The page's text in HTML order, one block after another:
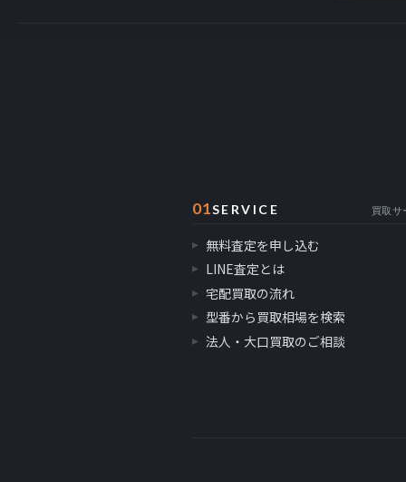
01SERVICE 買取サ
無料査定を申し込む
LINE査定とは
宅配買取の流れ
型番から買取相場を検索
法人・大口買取のご相談